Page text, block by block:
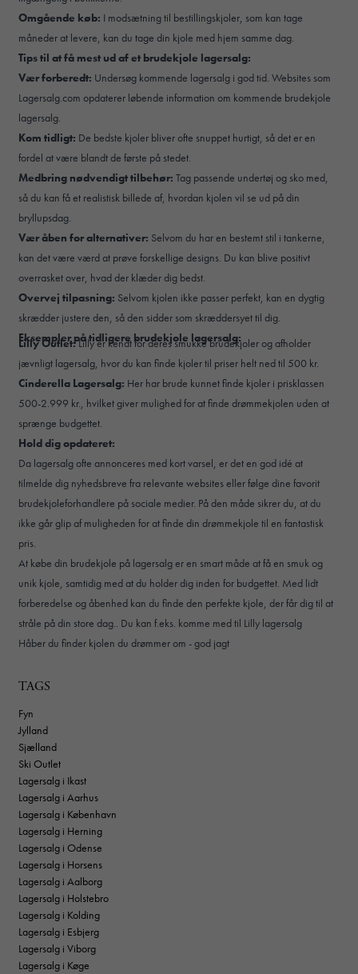
TAGS
Fyn
Jylland
Sjælland
Ski Outlet
Lagersalg i Ikast
Lagersalg i Aarhus
Lagersalg i København
Lagersalg i Herning
Lagersalg i Odense
Lagersalg i Horsens
Lagersalg i Aalborg
Lagersalg i Holstebro
Lagersalg i Kolding
Lagersalg i Esbjerg
Lagersalg i Viborg
Lagersalg i Køge
Omgående køb: I modsætning til bestillingskjoler, som kan tage
måneder at levere, kan du tage din kjole med hjem samme dag.
Tips til at få mest ud af et brudekjole lagersalg:
Vær forberedt: Undersøg kommende lagersalg i god tid. Websites som
Lagersalg.com opdaterer løbende information om kommende brudekjole
lagersalg.
Kom tidligt: De bedste kjoler bliver ofte snuppet hurtigt, så det er en
fordel at være blandt de første på stedet.
Medbring nødvendigt tilbehør: Tag passende undertøj og sko med,
så du kan få et realistisk billede af, hvordan kjolen vil se ud på din
bryllupsdag.
Vær åben for alternativer: Selvom du har en bestemt stil i tankerne,
kan det være værd at prøve forskellige designs. Du kan blive positivt
overrasket over, hvad der klæder dig bedst.
Overvej tilpasning: Selvom kjolen ikke passer perfekt, kan en dygtig
skrædder justere den, så den sidder som skræddersyet til dig.
Eksempler på tidligere brudekjole lagersalg:
Lilly Outlet:Lilly er kendt for deres smukke brudekjoler og afholder
jævnligt lagersalg, hvor du kan finde kjoler til priser helt ned til 500 kr.
Cinderella Lagersalg: Her har brude kunnet finde kjoler i prisklassen
500-2.999 kr., hvilket giver mulighed for at finde drømmekjolen uden at
sprænge budgettet.
Hold dig opdateret:
Da lagersalg ofte annonceres med kort varsel, er det en god idé at
tilmelde dig nyhedsbreve fra relevante websites eller følge dine favorit
brudekjoleforhandlere på sociale medier. På den måde sikrer du, at du
ikke går glip af muligheden for at finde din drømmekjole til en fantastisk
pris.
At købe din brudekjole på lagersalg er en smart måde at få en smuk og
unik kjole, samtidig med at du holder dig inden for budgettet. Med lidt
forberedelse og åbenhed kan du finde den perfekte kjole, der får dig til at
stråle på din store dag.. Du kan f.eks. komme med til Lilly lagersalg
Håber du finder kjolen du drømmer om - god jagt